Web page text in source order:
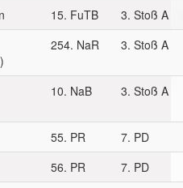
15. FuTB
3. Stoß A
254. NaR 3. Stoß A
10. NaB 3. Stoß A
55. PR
7. PD
56. PR
7. PD